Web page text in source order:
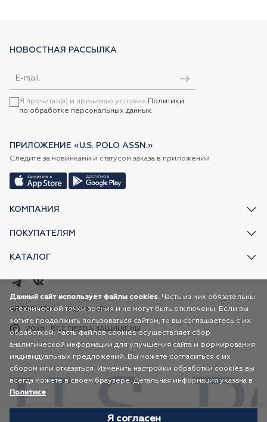
КОМПАНИЯ
ПОКУПАТЕЛЯМ
КАТАЛОГ
НОВОСТНАЯ РАССЫЛКА
Я прочитал(а) и принимаю условия Политики
по обработке персональных данных
ПРИЛОЖЕНИЕ «U.S. POLO ASSN.»
Следите за новинками и статусом заказа в приложении
2026 ВСЕ ПРАВА ЗАЩИЩЕНЫ
AR FASHION Карта сайта
Данный сайт использует файлы cookies. Часть из них обязательны
с технической точки зрения и не могут быть отключены. Если вы
хотите продолжить пользоваться сайтом, то вы соглашаетесь с их
обработкой. Часть файлов cookies осуществляет сбор
аналитической информации для улучшения сайта и формирования
индивидуальных предложений. Вы можете согласиться с их
сбором или отказаться. Изменить настройки обработки cookies вы
всегда можете в своем браузере. Детальная информация указана в
Политике
Я согласен